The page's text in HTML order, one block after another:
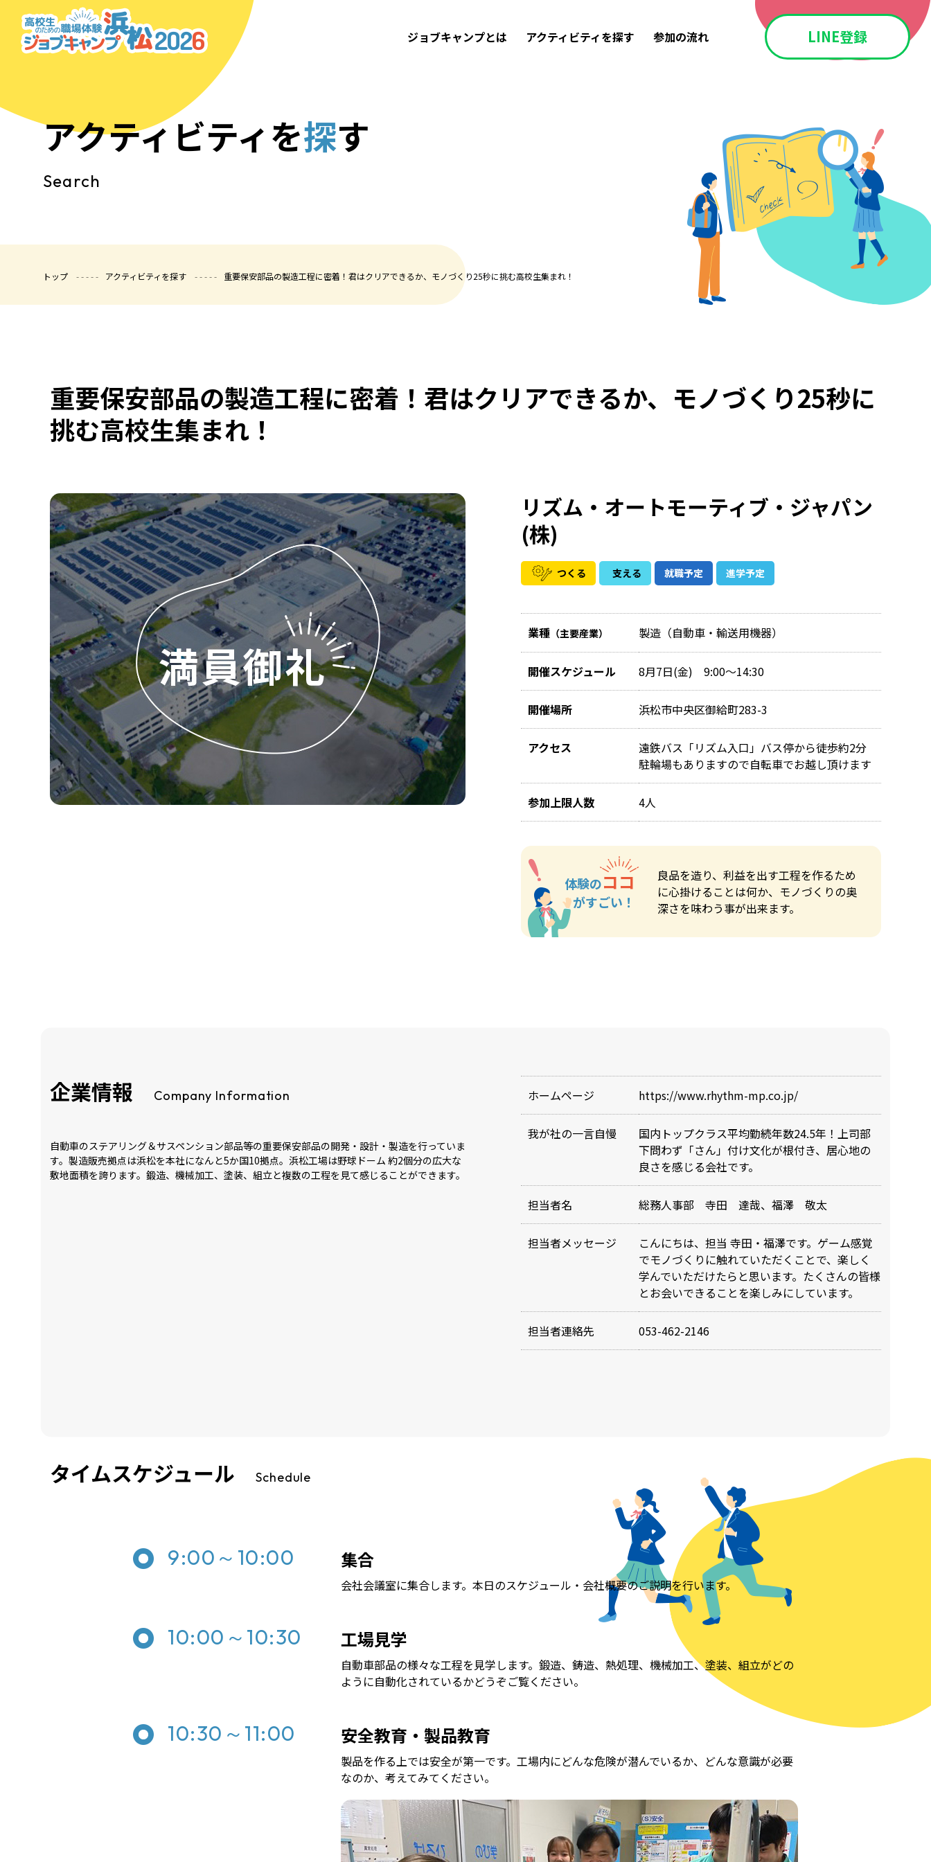
ジョブキャンプとは アクティビティを探す 参加の流れ LINE登録
アクティビティを探す
Search
トップ アクティビティを探す 重要保安部品の製造工程に密着！君はクリアできるか、モノづくり25秒に挑む高校生集まれ！
重要保安部品の製造工程に密着！君はクリアできるか、モノづくり25秒に
挑む高校生集まれ！
リズム・オートモーティブ・ジャパン
(株)
つくる 支える 就職予定 進学予定
業種（主要産業） 製造（自動車・輸送用機器）
開催スケジュール 8月7日(金) 9:00～14:30
開催場所 浜松市中央区御給町283-3
アクセス
遠鉄バス「リズム入口」バス停から徒歩約2分
駐輪場もありますので自転車でお越し頂けます
参加上限人数 4人
体験のココ
がすごい！
良品を造り、利益を出す工程を作るため
に心掛けることは何か、モノづくりの奥
深さを味わう事が出来ます。
企業情報 Company Information
自動車のステアリング＆サスペンション部品等の重要保安部品の開発・設計・製造を行っていま
す。製造販売拠点は浜松を本社になんと5か国10拠点。浜松工場は野球ドーム 約2個分の広大な
敷地面積を誇ります。鍛造、機械加工、塗装、組立と複数の工程を見て感じることができます。
ホームページ https://www.rhythm-mp.co.jp/
我が社の一言自慢
国内トップクラス平均勤続年数24.5年！上司部
下問わず「さん」付け文化が根付き、居心地の
良さを感じる会社です。
担当者名 総務人事部 寺田 達哉、福澤 敬太
担当者メッセージ
こんにちは、担当 寺田・福澤です。ゲーム感覚
でモノづくりに触れていただくことで、楽しく
学んでいただけたらと思います。たくさんの皆様
とお会いできることを楽しみにしています。
担当者連絡先 053-462-2146
タイムスケジュール Schedule
9:00～10:00 集合
会社会議室に集合します。本日のスケジュール・会社概要のご説明を行います。
10:00～10:30 工場見学
自動車部品の様々な工程を見学します。鍛造、鋳造、熱処理、機械加工、塗装、組立がどの
ように自動化されているかどうぞご覧ください。
10:30～11:00 安全教育・製品教育
製品を作る上では安全が第一です。工場内にどんな危険が潜んでいるか、どんな意識が必要
なのか、考えてみてください。